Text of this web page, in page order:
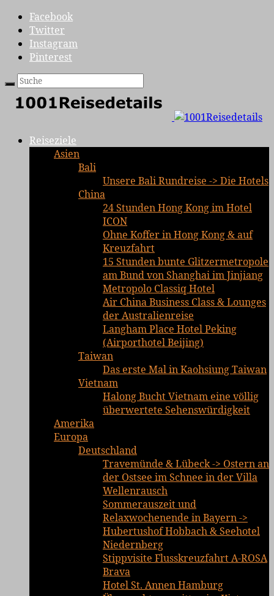
Facebook
Twitter
Instagram
Pinterest
Reiseziele
Asien
Bali
Unsere Bali Rundreise -> Die Hotels
China
24 Stunden Hong Kong im Hotel
ICON
Ohne Koffer in Hong Kong & auf
Kreuzfahrt
15 Stunden bunte Glitzermetropole
am Bund von Shanghai im Jinjiang
Metropolo Classiq Hotel
Air China Business Class & Lounges
der Australienreise
Langham Place Hotel Peking
(Airporthotel Beijing)
Taiwan
Das erste Mal in Kaohsiung Taiwan
Vietnam
Halong Bucht Vietnam eine völlig
überwertete Sehenswürdigkeit
Amerika
Europa
Deutschland
Travemünde & Lübeck -> Ostern an
der Ostsee im Schnee in der Villa
Wellenrausch
Sommerauszeit und
Relaxwochenende in Bayern ->
Hubertushof Hobbach & Seehotel
Niedernberg
Stippvisite Flusskreuzfahrt A-ROSA
Brava
Hotel St. Annen Hamburg